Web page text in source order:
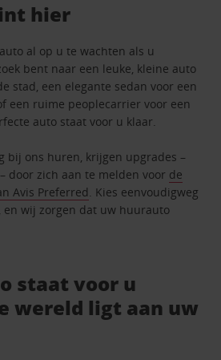
hier
al op u te wachten als u
bent naar een leuke, kleine auto
stad, een elegante sedan voor een
een ruime peoplecarrier voor een
auto staat voor u klaar.
bij ons huren, krijgen upgrades –
door zich aan te melden voor de
Avis Preferred. Kies eenvoudigweg
wij zorgen dat uw huurauto
staat voor u
wereld ligt aan uw